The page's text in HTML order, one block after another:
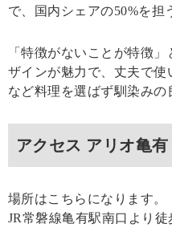
で、国内シェアの50%を担
「特徴がないことが特徴
ザインが魅力で、丈夫で
など料理を選ばず馴染みの
アクセス アリオ亀有
場所はこちらになります。
JR常磐線亀有駅南口より徒